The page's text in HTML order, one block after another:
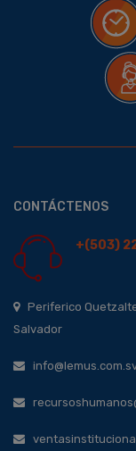
CONTÁCTENOS
+(503)
Periferico
Salvador